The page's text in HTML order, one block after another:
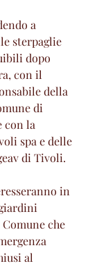
a
sterpaglie
dopo
con il
della
di
con la
spa e delle
di Tivoli.
in
che
al